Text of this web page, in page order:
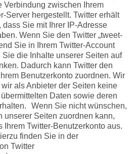
Verbindung zwischen Ihrem
Server hergestellt. Twitter erhält
Sie mit Ihrer IP-Adresse
Wenn Sie den Twitter „tweet-
Sie in Ihrem Twitter-Account
die Inhalte unserer Seiten auf
Dadurch kann Twitter den
Benutzerkonto zuordnen. Wir
als Anbieter der Seiten keine
Daten sowie deren
Wenn Sie nicht wünschen,
unserer Seiten zuordnen kann,
Ihrem Twitter-Benutzerkonto aus.
finden Sie in der
Twitter